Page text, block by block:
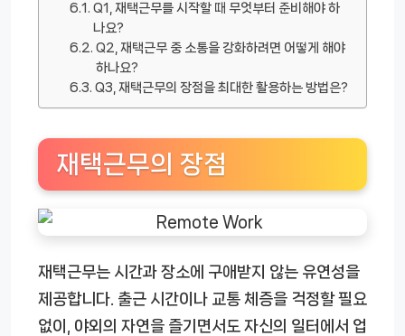
Q1, 재택근무를 시작할 때 무엇부터 준비해야 하
나요?
Q2, 재택근무 중 소통을 강화하려면 어떻게 해야
하나요?
Q3, 재택근무의 장점을 최대한 활용하는 방법은?
재택근무의 장점
재택근무는 시간과 장소에 구애받지 않는 유연성을
제공합니다. 출근 시간이나 교통 체증을 걱정할 필요
없이, 야외의 자연을 즐기면서도 자신의 일터에서 업